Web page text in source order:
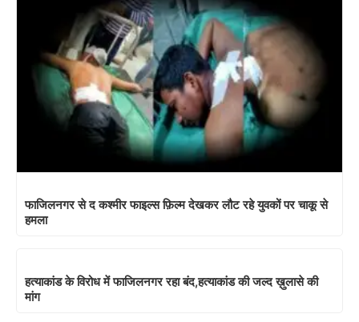
फाजिलनगर से द कश्मीर फाइल्स फ़िल्म देखकर लौट रहे युवकों पर चाकू से
हमला
हत्याकांड के विरोध में फाजिलनगर रहा बंद,हत्याकांड की जल्द ख़ुलासे की
मांग